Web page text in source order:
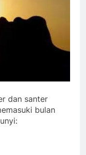
dan santer
bulan